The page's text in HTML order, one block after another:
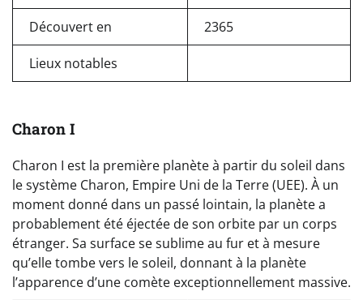
Découvert en 2365
Lieux notables
Charon I
Charon I est la première planète à partir du soleil dans
le système Charon, Empire Uni de la Terre (UEE). À un
moment donné dans un passé lointain, la planète a
probablement été éjectée de son orbite par un corps
étranger. Sa surface se sublime au fur et à mesure
qu’elle tombe vers le soleil, donnant à la planète
l’apparence d’une comète exceptionnellement massive.